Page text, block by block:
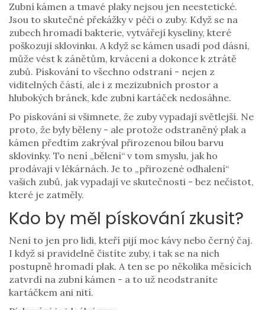
Zubní kámen a tmavé plaky nejsou jen neestetické.
Jsou to skutečné překážky v péči o zuby. Když se na
zubech hromadí bakterie, vytvářejí kyseliny, které
poškozují sklovinku. A když se kámen usadí pod dásní,
může vést k zánětům, krvácení a dokonce k ztrátě
zubů. Pískování to všechno odstraní - nejen z
viditelných částí, ale i z mezizubních prostor a
hlubokých bránek, kde zubní kartáček nedosáhne.
Po pískování si všimnete, že zuby vypadají světlejší. Ne
proto, že byly běleny - ale protože odstraněný plak a
kámen předtím zakrýval přirozenou bílou barvu
sklovinky. To není „bělení“ v tom smyslu, jak ho
prodávají v lékárnách. Je to „přirozené odhalení“
vašich zubů, jak vypadají ve skutečnosti - bez nečistot,
které je zatměly.
Kdo by měl pískování zkusit?
Není to jen pro lidi, kteří pijí moc kávy nebo černý čaj.
I když si pravidelně čistíte zuby, i tak se na nich
postupně hromadí plak. A ten se po několika měsících
zatvrdí na zubní kámen - a to už neodstraníte
kartáčkem ani nití.